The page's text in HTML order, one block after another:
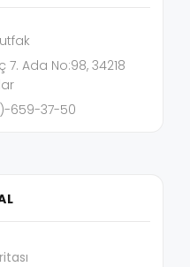
Ada No:98, 34218
659-37-50